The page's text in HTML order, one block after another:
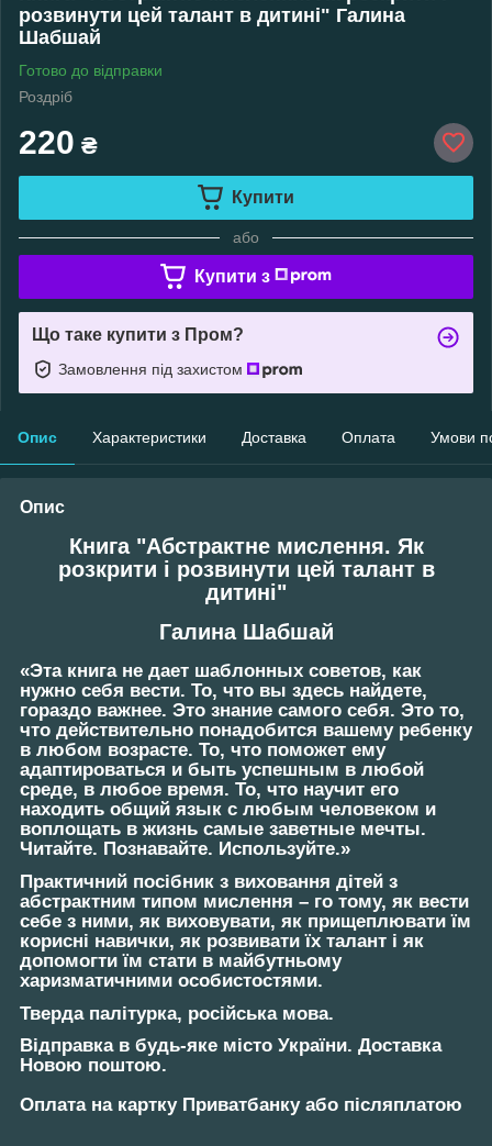
розвинути цей талант в дитині" Галина
Шабшай
Готово до відправки
Роздріб
220 ₴
Купити
або
Купити з
Що таке купити з Пром?
Замовлення під захистом
Опис Характеристики Доставка Оплата Умови
Опис
Книга "Абстрактне мислення. Як
розкрити і розвинути цей талант в
дитині"
Галина Шабшай
«Эта книга не дает шаблонных советов, как
нужно себя вести. То, что вы здесь найдете,
гораздо важнее. Это знание самого себя. Это то,
что действительно понадобится вашему ребенку
в любом возрасте. То, что поможет ему
адаптироваться и быть успешным в любой
среде, в любое время. То, что научит его
находить общий язык с любым человеком и
воплощать в жизнь самые заветные мечты.
Читайте. Познавайте. Используйте.»
Практичний посібник з виховання дітей з
абстрактним типом мислення – го тому, як вести
себе з ними, як виховувати, як прищеплювати їм
корисні навички, як розвивати їх талант і як
допомогти їм стати в майбутньому
харизматичними особистостями.
Тверда палітурка, російська мова.
Відправка в будь-яке місто України. Доставка
Новою поштою.
Оплата на картку Приватбанку або післяплатою